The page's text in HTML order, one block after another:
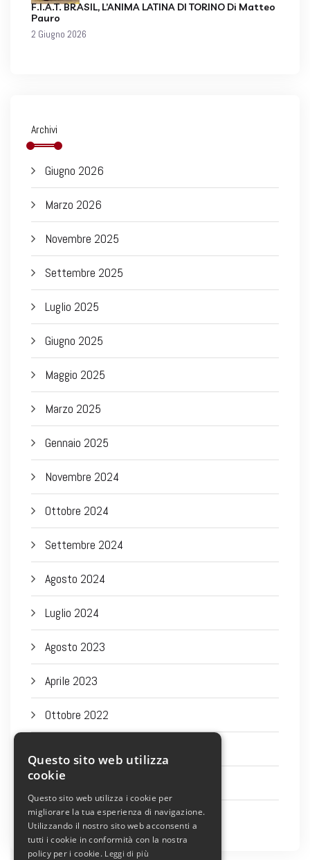
F.I.A.T. BRASIL, L’ANIMA LATINA DI TORINO Di Matteo
Pauro
2 Giugno 2026
Archivi
Giugno 2026
Marzo 2026
Novembre 2025
Settembre 2025
Luglio 2025
Giugno 2025
Maggio 2025
Marzo 2025
Gennaio 2025
Novembre 2024
Ottobre 2024
Settembre 2024
Agosto 2024
Luglio 2024
Agosto 2023
Aprile 2023
Ottobre 2022
Agosto 2022
Luglio 2022
Questo sito web utilizza
cookie
Questo sito web utilizza i cookie per
migliorare la tua esperienza di navigazione.
Utilizzando il nostro sito web acconsenti a
tutti i cookie in conformità con la nostra
policy per i cookie. Leggi di più